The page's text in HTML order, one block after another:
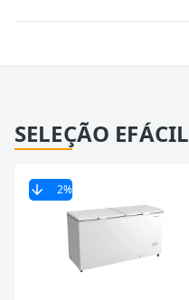
SELEÇÃO EFÁCIL
2%